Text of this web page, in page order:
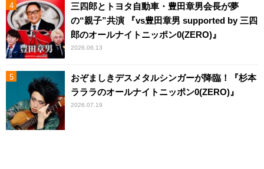
三四郎とトヨタ自動車・豊田章男会長が夢
の“親子”共演 『vs豊田章男 supported by 三四
郎のオールナイトニッポン0(ZERO)』
2026.06.13
おぞましきデスメタルシンガーが降臨！『杉本
ラララのオールナイトニッポン0(ZERO)』
2026.07.19